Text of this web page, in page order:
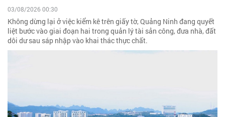
03/08/2026 00:30
Không dừng lại ở việc kiểm kê trên giấy tờ, Quảng Ninh đang quyết
liệt bước vào giai đoạn hai trong quản lý tài sản công, đưa nhà, đất
dôi dư sau sáp nhập vào khai thác thực chất.